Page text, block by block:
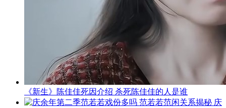
《新生》陈佳佳死因介绍 杀死陈佳佳的人是谁
庆